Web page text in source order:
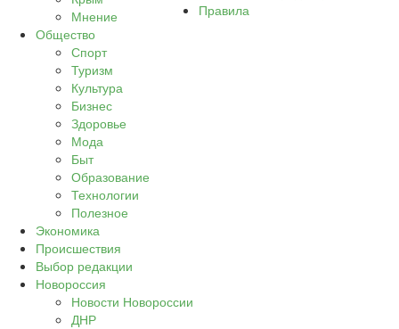
Мнение
Общество
Спорт
Туризм
Культура
Бизнес
Здоровье
Мода
Быт
Образование
Технологии
Полезное
Экономика
Происшествия
Выбор редакции
Новороссия
Новости Новороссии
ДНР
Правила